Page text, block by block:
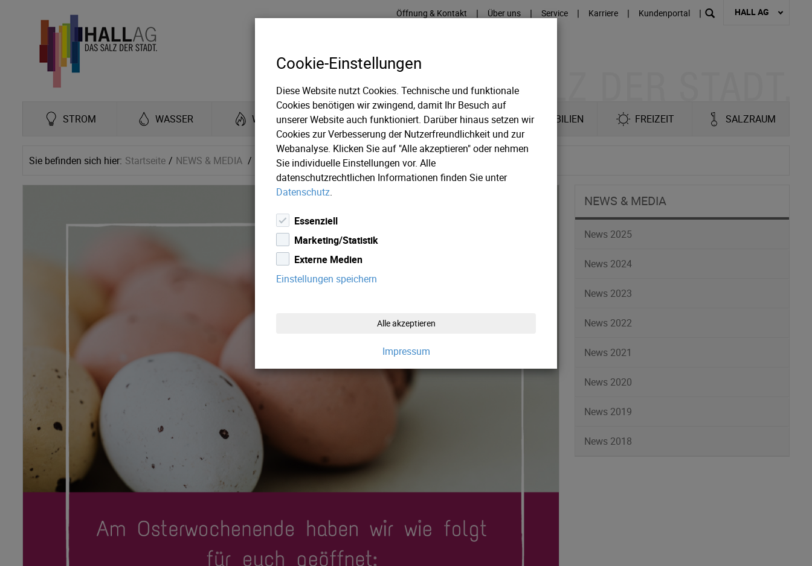
Öffnung & Kontakt | Über uns | Service | Karriere | Kundenportal | HALL AG
STROM WASSER WÄRME KÄLTE IT IMMOBILIEN FREIZEIT SALZRAUM
Sie befinden sich hier: Startseite NEWS & MEDIA News 2022 Öffnungszeiten zu Ostern
NEWS & MEDIA
News 2025
News 2024
News 2023
News 2022
News 2021
News 2020
News 2019
News 2018
Cookie-Einstellungen
Diese Website nutzt Cookies. Technische und funktionale
Cookies benötigen wir zwingend, damit Ihr Besuch auf
unserer Website auch funktioniert. Darüber hinaus setzen wir
Cookies zur Verbesserung der Nutzerfreundlichkeit und zur
Webanalyse. Klicken Sie auf "Alle akzeptieren" oder nehmen
Sie individuelle Einstellungen vor. Alle
datenschutzrechtlichen Informationen finden Sie unter
Datenschutz.
Essenziell
Marketing/Statistik
Externe Medien
Einstellungen speichern
Alle akzeptieren
Impressum